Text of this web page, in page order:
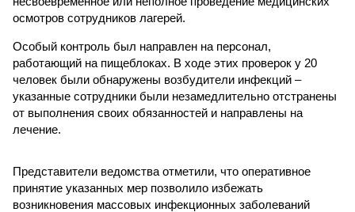
осмотров сотрудников лагерей.
Особый контроль был направлен на персонал,
работающий на пищеблоках. В ходе этих проверок у 20
человек были обнаружены возбудители инфекций –
указанные сотрудники были незамедлительно отстранены
от выполнения своих обязанностей и направлены на
лечение.
Представители ведомства отметили, что оперативное
принятие указанных мер позволило избежать
возникновения массовых инфекционных заболеваний